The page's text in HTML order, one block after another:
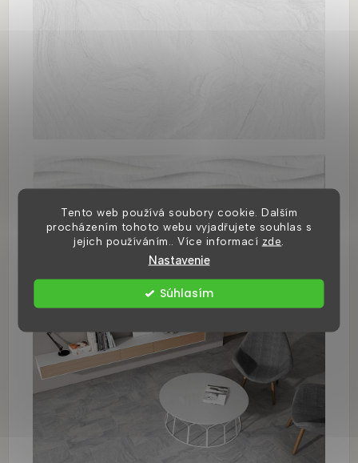
Tento web používá soubory cookie. Dalším
procházením tohoto webu vyjadřujete souhlas s
jejich používáním.. Více informací zde
Nastavenie
Súhlasím